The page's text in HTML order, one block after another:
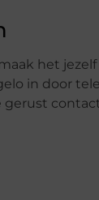
het
in door
gerust